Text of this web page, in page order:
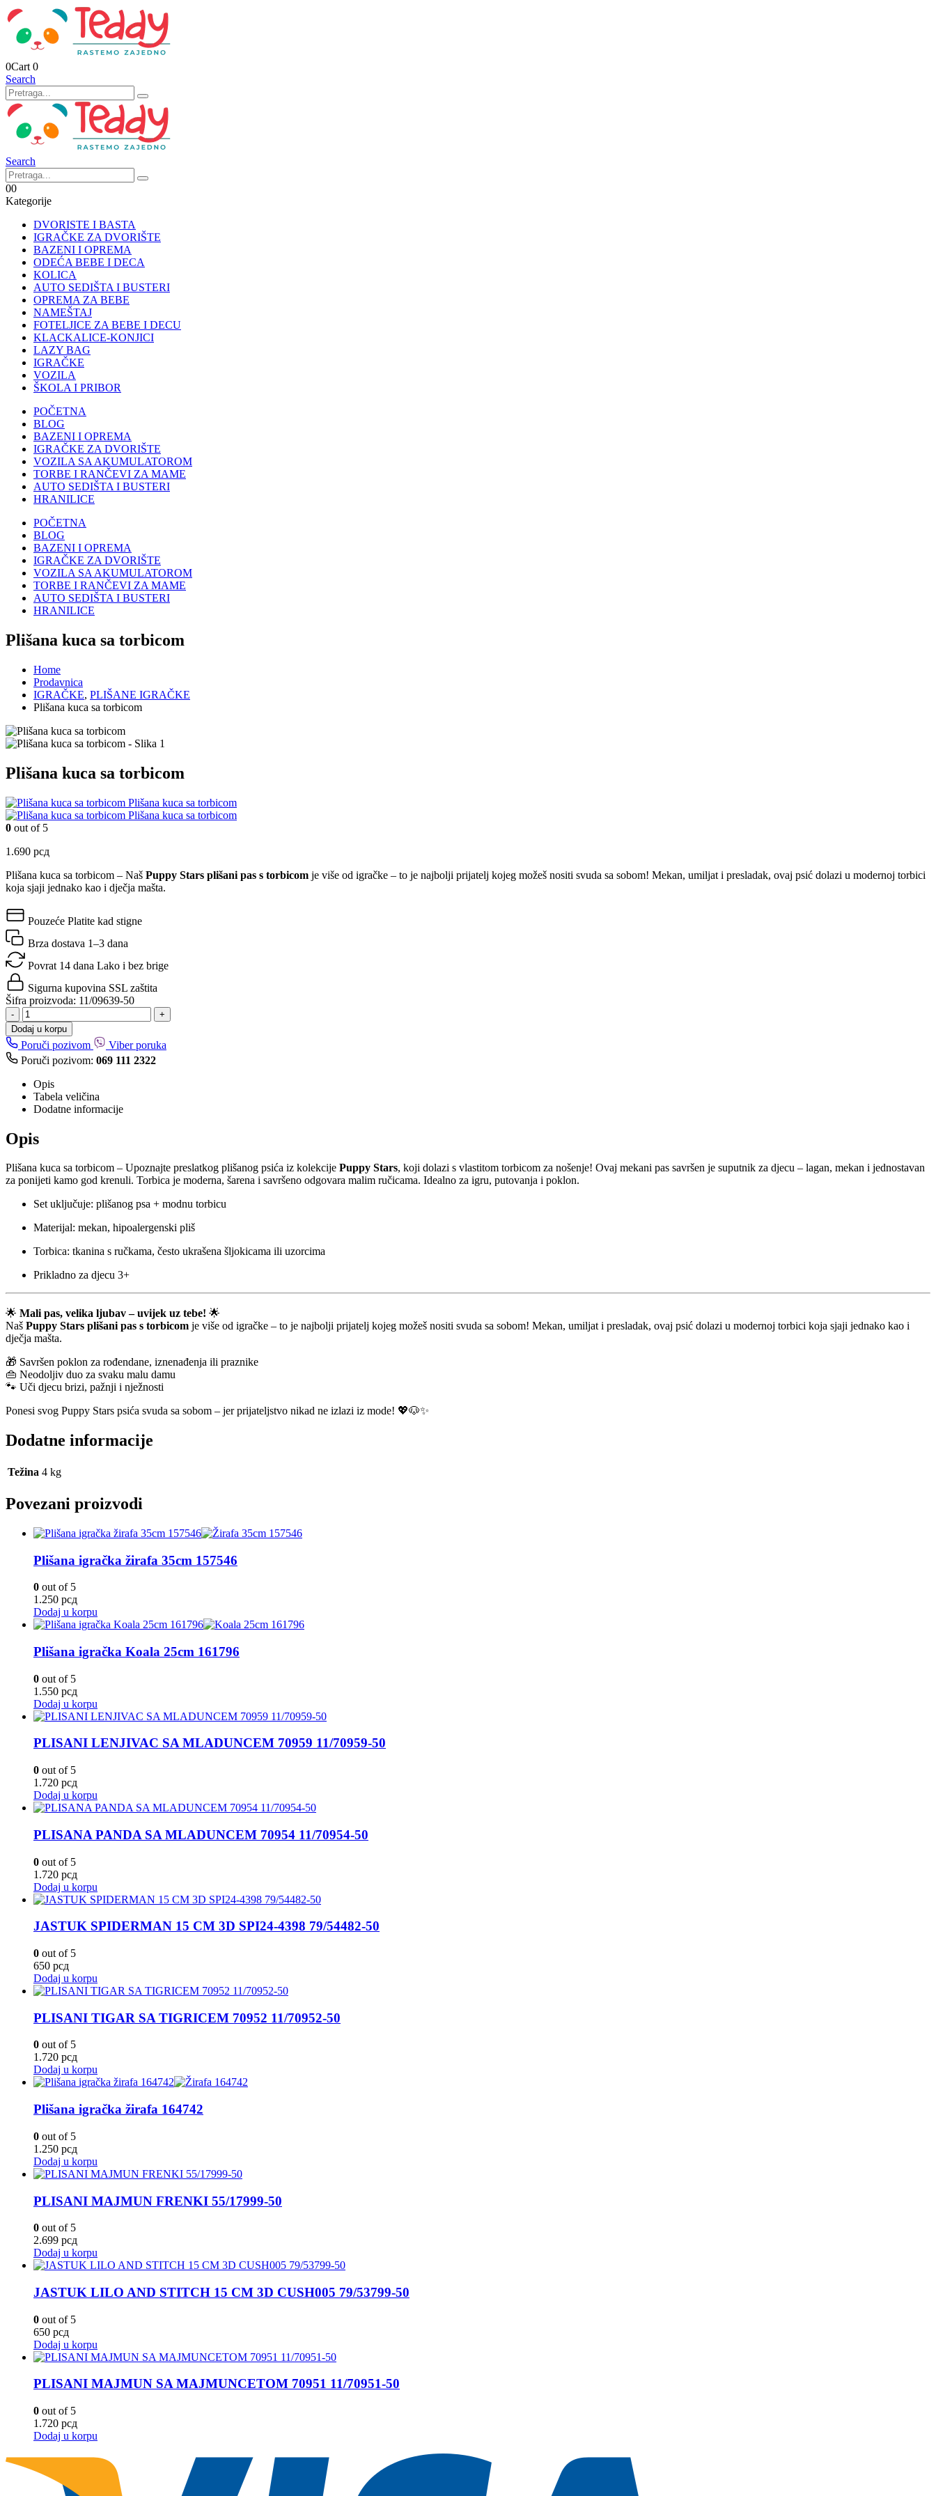
0Cart 0
Search
Search
00
Kategorije
DVORISTE I BASTA
IGRAČKE ZA DVORIŠTE
BAZENI I OPREMA
ODEĆA BEBE I DECA
KOLICA
AUTO SEDIŠTA I BUSTERI
OPREMA ZA BEBE
NAMEŠTAJ
FOTELJICE ZA BEBE I DECU
KLACKALICE-KONJICI
LAZY BAG
IGRAČKE
VOZILA
ŠKOLA I PRIBOR
POČETNA
BLOG
BAZENI I OPREMA
IGRAČKE ZA DVORIŠTE
VOZILA SA AKUMULATOROM
TORBE I RANČEVI ZA MAME
AUTO SEDIŠTA I BUSTERI
HRANILICE
POČETNA
BLOG
BAZENI I OPREMA
IGRAČKE ZA DVORIŠTE
VOZILA SA AKUMULATOROM
TORBE I RANČEVI ZA MAME
AUTO SEDIŠTA I BUSTERI
HRANILICE
Plišana kuca sa torbicom
Home
Prodavnica
IGRAČKE, PLIŠANE IGRAČKE
Plišana kuca sa torbicom
Plišana kuca sa torbicom
Plišana kuca sa torbicom
Plišana kuca sa torbicom
0 out of 5
1.690 рсд
Plišana kuca sa torbicom – Naš Puppy Stars plišani pas s torbicom je više od igračke – to je najbolji prijatelj kojeg možeš nositi svuda sa sobom! Mekan, umiljat i presladak, ovaj psić dolazi u modernoj torbici
koja sjaji jednako kao i dječja mašta.
Pouzeće Platite kad stigne
Brza dostava 1–3 dana
Povrat 14 dana Lako i bez brige
Sigurna kupovina SSL zaštita
Šifra proizvoda: 11/09639-50
-
+
Dodaj u korpu
Poruči pozivom
Viber poruka
Poruči pozivom: 069 111 2322
Opis
Tabela veličina
Dodatne informacije
Opis
Plišana kuca sa torbicom – Upoznajte preslatkog plišanog psića iz kolekcije Puppy Stars, koji dolazi s vlastitom torbicom za nošenje! Ovaj mekani pas savršen je suputnik za djecu – lagan, mekan i jednostavan
za ponijeti kamo god krenuli. Torbica je moderna, šarena i savršeno odgovara malim ručicama. Idealno za igru, putovanja i poklon.
Set uključuje: plišanog psa + modnu torbicu
Materijal: mekan, hipoalergenski pliš
Torbica: tkanina s ručkama, često ukrašena šljokicama ili uzorcima
Prikladno za djecu 3+
🌟 Mali pas, velika ljubav – uvijek uz tebe! 🌟
Naš Puppy Stars plišani pas s torbicom je više od igračke – to je najbolji prijatelj kojeg možeš nositi svuda sa sobom! Mekan, umiljat i presladak, ovaj psić dolazi u modernoj torbici koja sjaji jednako kao i
dječja mašta.
🎁 Savršen poklon za rođendane, iznenađenja ili praznike
👜 Neodoljiv duo za svaku malu damu
🐾 Uči djecu brizi, pažnji i nježnosti
Ponesi svog Puppy Stars psića svuda sa sobom – jer prijateljstvo nikad ne izlazi iz mode! 💖🐶✨
Dodatne informacije
Težina 4 kg
Povezani proizvodi
Plišana igračka žirafa 35cm 157546
0 out of 5
1.250 рсд
Dodaj u korpu
Plišana igračka Koala 25cm 161796
0 out of 5
1.550 рсд
Dodaj u korpu
PLISANI LENJIVAC SA MLADUNCEM 70959 11/70959-50
0 out of 5
1.720 рсд
Dodaj u korpu
PLISANA PANDA SA MLADUNCEM 70954 11/70954-50
0 out of 5
1.720 рсд
Dodaj u korpu
JASTUK SPIDERMAN 15 CM 3D SPI24-4398 79/54482-50
0 out of 5
650 рсд
Dodaj u korpu
PLISANI TIGAR SA TIGRICEM 70952 11/70952-50
0 out of 5
1.720 рсд
Dodaj u korpu
Plišana igračka žirafa 164742
0 out of 5
1.250 рсд
Dodaj u korpu
PLISANI MAJMUN FRENKI 55/17999-50
0 out of 5
2.699 рсд
Dodaj u korpu
JASTUK LILO AND STITCH 15 CM 3D CUSH005 79/53799-50
0 out of 5
650 рсд
Dodaj u korpu
PLISANI MAJMUN SA MAJMUNCETOM 70951 11/70951-50
0 out of 5
1.720 рсд
Dodaj u korpu